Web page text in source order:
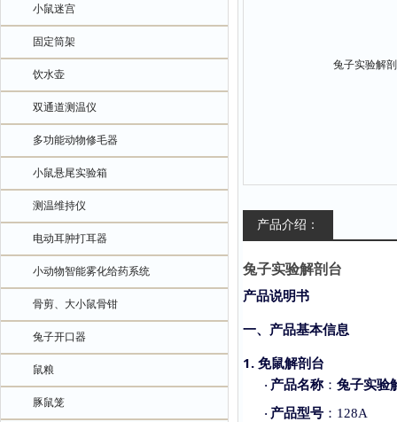
小鼠迷宫
固定筒架
饮水壶
双通道测温仪
多功能动物修毛器
小鼠悬尾实验箱
测温维持仪
电动耳肿打耳器
小动物智能雾化给药系统
骨剪、大小鼠骨钳
兔子开口器
鼠粮
豚鼠笼
产品介绍：
兔子实验解剖台
产品说明书
一、产品基本信息
1. 免鼠解剖台
· 产品名称： 兔子实验
· 产品型号 ： 128A